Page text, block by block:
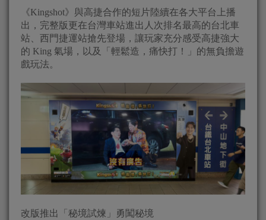
《Kingshot》與高捷合作的短片陸續在各大平台上播
出，完整版更在台灣車站進出人次排名最高的台北車
站、西門捷運站搶先登場，讓玩家充分感受高捷強大
的 King 氣場，以及「輕鬆造，痛快打！」的無負擔遊
戲玩法。
改版推出「秘境試煉」勇闖秘境